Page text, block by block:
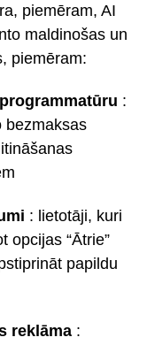
piemēram, AI
maldinošas un
piemēram:
:
bezmaksas
: lietotāji, kuri
opcijas “Ātrie”
papildu
reklāma :